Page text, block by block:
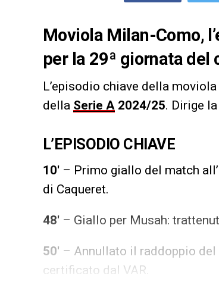
Moviola Milan-Como,
per la 29ª giornata
L’episodio chiave della
della Serie A 2024/25. Dirige
L’EPISODIO CHIAVE
10′ – Primo giallo del match
di Caqueret.
48′ – Giallo per Musah:
50′ – Annullato il raddoppio
certificato dal VAR.